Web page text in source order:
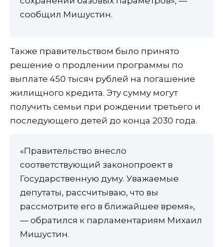
сообщил Мишустин.
Также правительством было принято
решение о продлении программы по
выплате 450 тысяч рублей на погашение
жилищного кредита. Эту сумму могут
получить семьи при рождении третьего и
последующего детей до конца 2030 года.
«Правительство внесло
соответствующий законопроект в
Государственную думу. Уважаемые
депутаты, рассчитываю, что вы
рассмотрите его в ближайшее время»,
— обратился к парламентариям Михаил
Мишустин.